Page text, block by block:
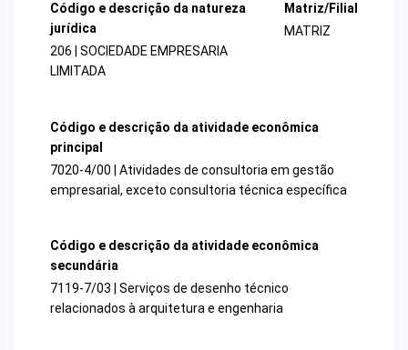
Código e descrição da natureza
jurídica
206 | SOCIEDADE EMPRESARIA
LIMITADA
Matriz/Filial
MATRIZ
Código e descrição da atividade econômica
principal
7020-4/00 | Atividades de consultoria em gestão
empresarial, exceto consultoria técnica específica
Código e descrição da atividade econômica
secundária
7119-7/03 | Serviços de desenho técnico
relacionados à arquitetura e engenharia